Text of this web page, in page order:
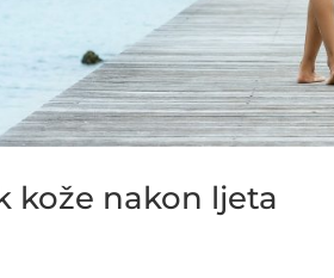
kože nakon ljeta